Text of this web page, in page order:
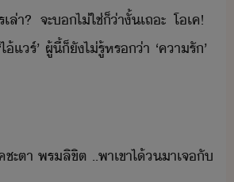
ล่า​?​ ​จะ​​ไ่ใช่​็​่าั​้​เถะ​ ​โเค​!​
แร์​’​ ​ผู้​ี้​็​ั​ไ่รู้​หร​่า​ ​‘​คารั​’​
ชะตา​ ​พร​ลิขิต​ ​..​พา​เขา​ไ้​​า​เจ​ั​